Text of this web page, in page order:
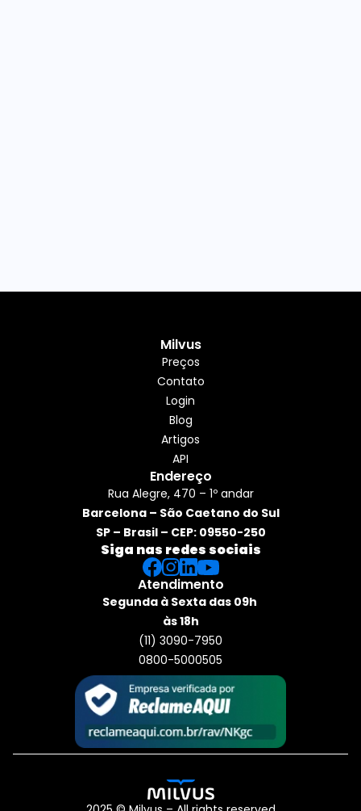
Milvus
Preços
Contato
Login
Blog
Artigos
API
Endereço
Rua Alegre, 470 – 1º andar
Barcelona – São Caetano do Sul
SP – Brasil – CEP: 09550-250
Siga nas redes sociais
Atendimento
Segunda à Sexta das 09h
às 18h
(11) 3090-7950
0800-5000505